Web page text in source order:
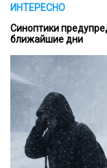
ИНТЕРЕСНО
Синоптики
ближайшие дни